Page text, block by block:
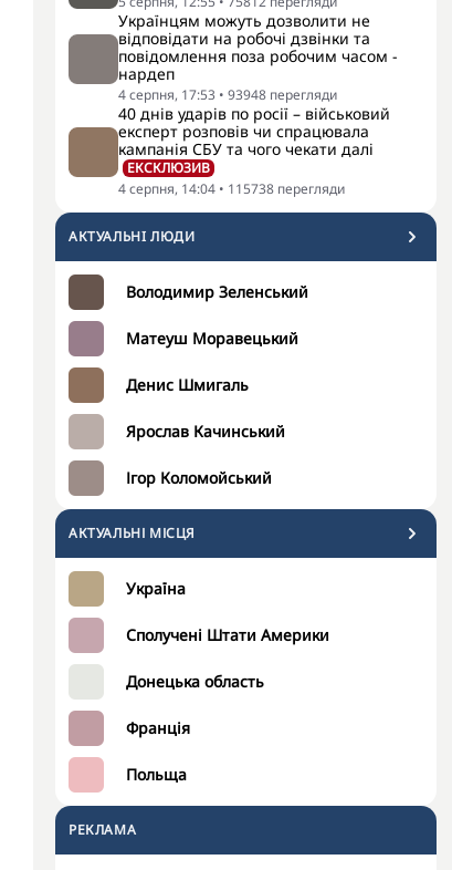
Українцям можуть дозволити не
відповідати на робочі дзвінки та
повідомлення поза робочим часом -
нардеп
4 серпня, 17:53 • 93948 перегляди
40 днів ударів по росії – військовий
експерт розповів чи спрацювала
кампанія СБУ та чого чекати далі
ЕКСКЛЮЗИВ
4 серпня, 14:04 • 115738 перегляди
АКТУАЛЬНI ЛЮДИ
Володимир Зеленський
Матеуш Моравецький
Денис Шмигаль
Ярослав Качинський
Ігор Коломойський
АКТУАЛЬНІ МІСЦЯ
Україна
Сполучені Штати Америки
Донецька область
Франція
Польща
РЕКЛАМА